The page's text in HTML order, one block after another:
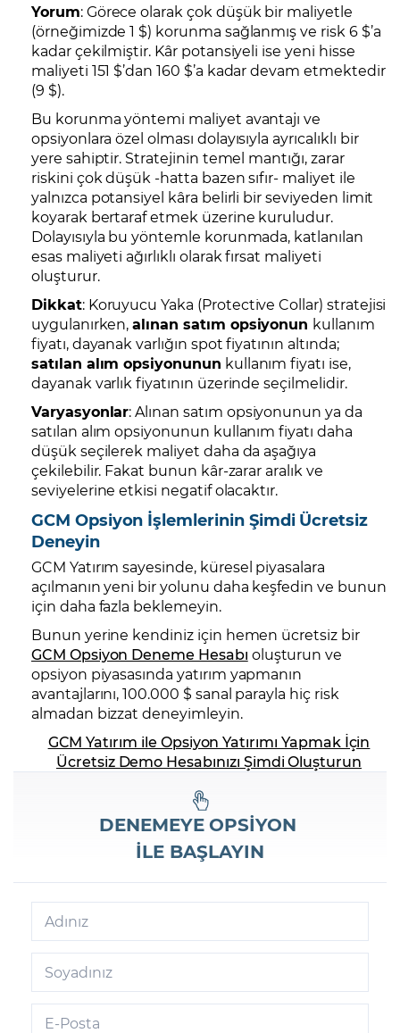
Yorum: Görece olarak çok düşük bir maliyetle
(örneğimizde 1 $) korunma sağlanmış ve risk 6 $’a
kadar çekilmiştir. Kâr potansiyeli ise yeni hisse
maliyeti 151 $’dan 160 $’a kadar devam etmektedir
(9 $).
Bu korunma yöntemi maliyet avantajı ve
opsiyonlara özel olması dolayısıyla ayrıcalıklı bir
yere sahiptir. Stratejinin temel mantığı, zarar
riskini çok düşük -hatta bazen sıfır- maliyet ile
yalnızca potansiyel kâra belirli bir seviyeden limit
koyarak bertaraf etmek üzerine kuruludur.
Dolayısıyla bu yöntemle korunmada, katlanılan
esas maliyeti ağırlıklı olarak fırsat maliyeti
oluşturur.
Dikkat: Koruyucu Yaka (Protective Collar) stratejisi
uygulanırken,alınan satım opsiyonun kullanım
fiyatı, dayanak varlığın spot fiyatının altında;
satılan alım opsiyonunun kullanım fiyatı ise,
dayanak varlık fiyatının üzerinde seçilmelidir.
Varyasyonlar: Alınan satım opsiyonunun ya da
satılan alım opsiyonunun kullanım fiyatı daha
düşük seçilerek maliyet daha da aşağıya
çekilebilir. Fakat bunun kâr-zarar aralık ve
seviyelerine etkisi negatif olacaktır.
GCM Opsiyon İşlemlerinin Şimdi Ücretsiz
Deneyin
GCM Yatırım sayesinde, küresel piyasalara
açılmanın yeni bir yolunu daha keşfedin ve bunun
için daha fazla beklemeyin.
Bunun yerine kendiniz için hemen ücretsiz bir
GCM Opsiyon Deneme Hesabı oluşturun ve
opsiyon piyasasında yatırım yapmanın
avantajlarını, 100.000 $ sanal parayla hiç risk
almadan bizzat deneyimleyin.
GCM Yatırım ile Opsiyon Yatırımı Yapmak İçin
Ücretsiz Demo Hesabınızı Şimdi Oluşturun
DENEMEYEOPSIYON
İLE BAŞLAYIN
Adınız
Soyadınız
E-Posta